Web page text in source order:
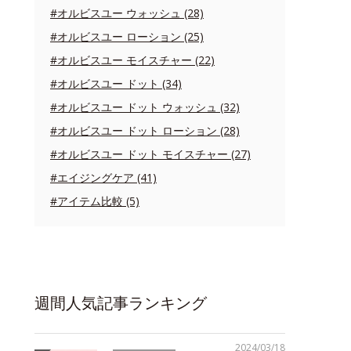
#オルビスユー ウォッシュ (28)
#オルビスユー ローション (25)
#オルビスユー モイスチャー (22)
#オルビスユー ドット (34)
#オルビスユー ドット ウォッシュ (32)
#オルビスユー ドット ローション (28)
#オルビスユー ドット モイスチャー (27)
#エイジングケア (41)
#アイテム比較 (5)
週間人気記事ランキング
2024/03/18